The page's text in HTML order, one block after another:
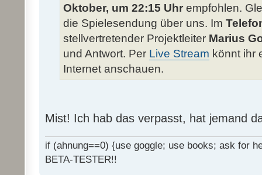
Oktober, um 22:15 Uhr empfohlen.
die Spielesendung über uns. Im
stellvertretender Projektleiter Marius
und Antwort. Per Live Stream könnt ihr
Internet anschauen.
Mist! Ich hab das verpasst, hat jemand
if (ahnung==0) {use goggle; use books; ask for
BETA-TESTER!!